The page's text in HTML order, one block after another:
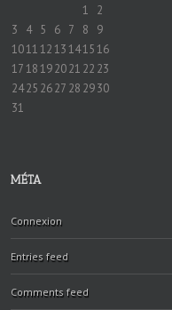
1
2
3
4 5 6 7 8
9
10111213141516
1718192021 22 23
2425 2627 28 2930
31
MÉTA
Connexion
Entries feed
Comments feed